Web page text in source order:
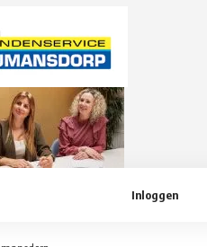
Inloggen